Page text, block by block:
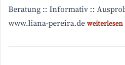
Beratung :: Informativ ::
www.liana-pereira.de weiterlesen